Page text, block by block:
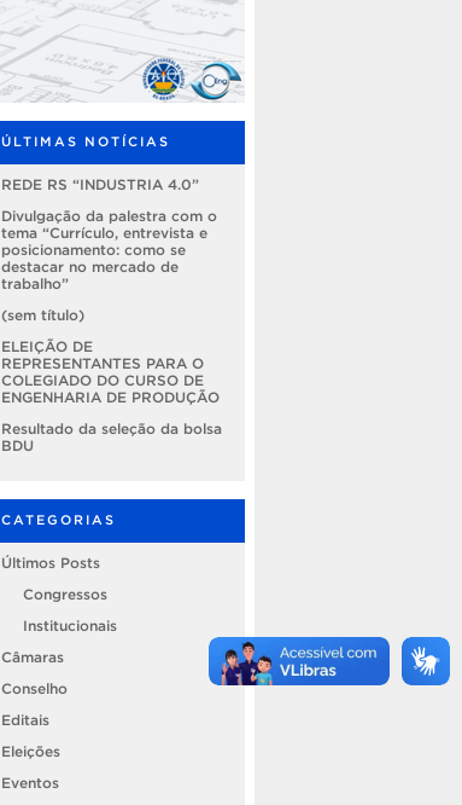
ÚLTIMAS NOTÍCIAS
REDE RS “INDUSTRIA 4.0”
Divulgação da palestra com o
tema “Currículo, entrevista e
posicionamento: como se
destacar no mercado de
trabalho”
(sem título)
ELEIÇÃO DE
REPRESENTANTES PARA O
COLEGIADO DO CURSO DE
ENGENHARIA DE PRODUÇÃO
Resultado da seleção da bolsa
BDU
CATEGORIAS
Últimos Posts
Congressos
Institucionais
Câmaras
Conselho
Editais
Eleições
Eventos